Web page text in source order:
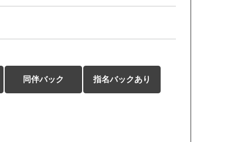
同伴バック 指名バックあり